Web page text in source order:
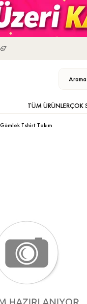
TÜM ÜRÜNLERÇOK
Tshirt Takım